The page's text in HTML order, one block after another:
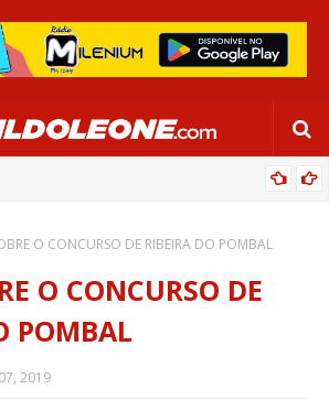
O CONCURSO DE RIBEIRA DO POMBAL
O CONCURSO DE
POMBAL
2019